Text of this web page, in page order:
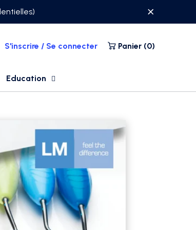
S'inscrire / Se connecter Panier (0)
Education